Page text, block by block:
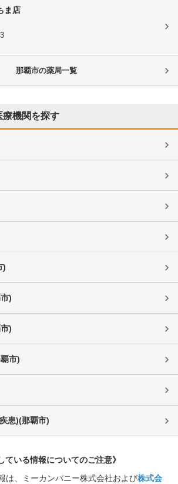
ま店
那覇市の薬局一覧
療機関を探す
)
)
)
市)
患)(那覇市)
ている情報についてのご注意》
は、ミーカンパニー株式会社および株式会